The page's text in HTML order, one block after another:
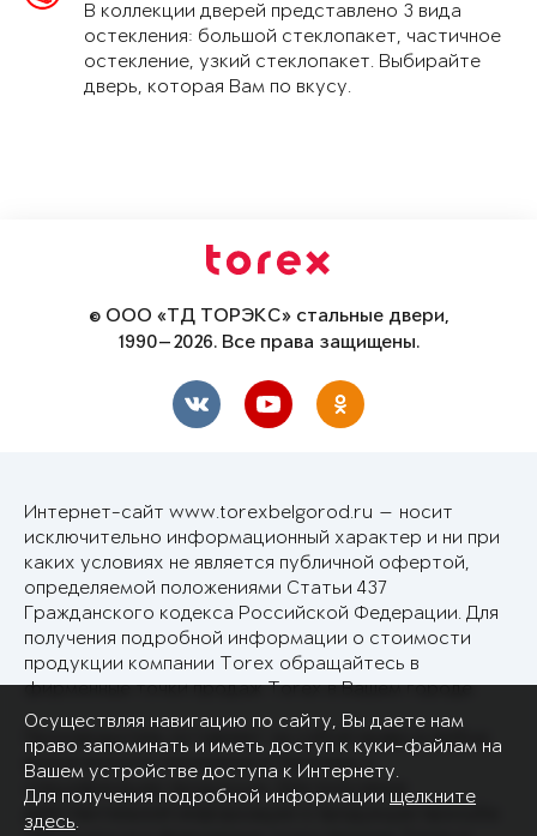
В коллекции дверей представлено 3 вида
остекления: большой стеклопакет, частичное
остекление, узкий стеклопакет. Выбирайте
дверь, которая Вам по вкусу.
© ООО «ТД ТОРЭКС» стальные двери,
1990—2026. Все права защищены.
Интернет-сайт www.torexbelgorod.ru — носит
исключительно информационный характер и ни при
каких условиях не является публичной офертой,
определяемой положениями Статьи 437
Гражданского кодекса Российской Федерации. Для
получения подробной информации о стоимости
продукции компании Torex обращайтесь в
фирменные точки продаж Torex в Вашем городе.
Производитель оставляет за собой право в любое
время вносить изменения в перечень и
спецификацию продукции. Для получения
действительной информации о продукции просьба
Осуществляя навигацию по сайту, Вы даете нам
право запоминать и иметь доступ к куки-файлам на
Вашем устройстве доступа к Интернету.
Для получения подробной информации щелкните
здесь.